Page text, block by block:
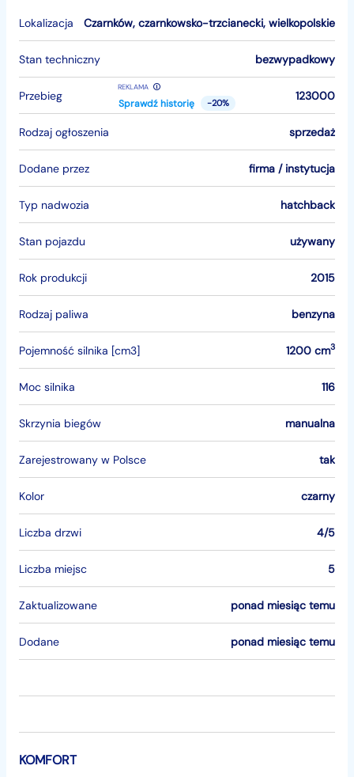
Lokalizacja Czarnków, czarnkowsko-trzcianecki, wielkopolskie
Stan techniczny bezwypadkowy
Przebieg
REKLAMA
Sprawdź historię -20%
123000
Rodzaj ogłoszenia sprzedaż
Dodane przez firma / instytucja
Typ nadwozia hatchback
Stan pojazdu używany
Rok produkcji 2015
Rodzaj paliwa benzyna
Pojemność silnika [cm3] 1200 cm3
Moc silnika 116
Skrzynia biegów manualna
Zarejestrowany w Polsce tak
Kolor czarny
Liczba drzwi 4/5
Liczba miejsc 5
Zaktualizowane ponad miesiąc temu
Dodane ponad miesiąc temu
KOMFORT